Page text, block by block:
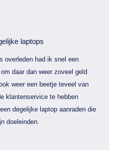
laptops
overleden had ik snel een
daar dan weer zoveel geld
weer een beetje teveel van
klantenservice te hebben
degelijke laptop aanraden die
doeleinden.